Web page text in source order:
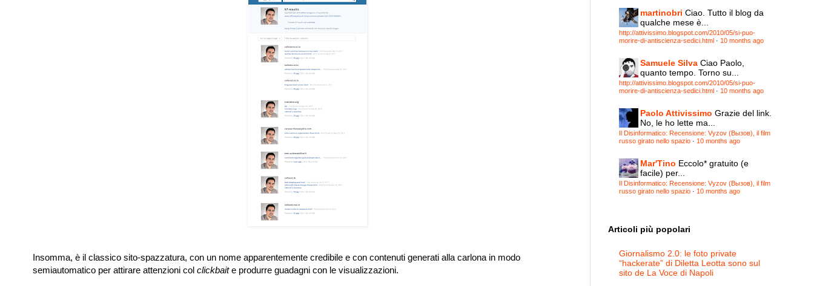
Insomma, è il classico sito-spazzatura, con un nome apparentemente credibile e con contenuti generati alla carlona in modo
semiautomatico per attirare attenzioni col clickbaite produrre guadagni con le visualizzazioni.
martinobri Ciao. Tutto il blog da
qualche mese è...
http://attivissimo.blogspot.com/2010/05/si-puo-
morire-di-antiscienza-sedici.html· 10 months ago
Samuele Silva Ciao Paolo,
quanto tempo. Torno su...
http://attivissimo.blogspot.com/2010/05/si-puo-
morire-di-antiscienza-sedici.html· 10 months ago
Paolo Attivissimo Grazie del link.
No, le ho lette ma...
Il Disinformatico: Recensione: Vyzov (Вызов), il film
russo girato nello spazio· 10 months ago
Mar'Tino Eccolo* gratuito (e
facile) per...
Il Disinformatico: Recensione: Vyzov (Вызов), il film
russo girato nello spazio· 10 months ago
Articoli più popolari
Giornalismo 2.0: le foto private
“hackerate” di Diletta Leotta sono sul
sito de La Voce di Napoli